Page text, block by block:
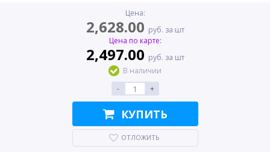
Цена:
2,628.00 руб. за шт
Цена по карте:
2,497.00 руб. за шт
В наличии
-
+
КУПИТЬ
ОТЛОЖИТЬ